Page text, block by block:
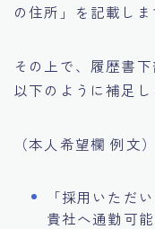
の住所」を記載しま
その上で、履歴書
以下のように補足し
（本人希望欄 例文）
「採用いただ
貴社へ通勤可